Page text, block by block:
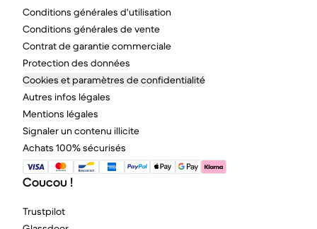
Conditions générales d'utilisation
Conditions générales de vente
Contrat de garantie commerciale
Protection des données
Cookies et paramètres de confidentialité
Autres infos légales
Mentions légales
Signaler un contenu illicite
Achats 100% sécurisés
Coucou !
Trustpilot